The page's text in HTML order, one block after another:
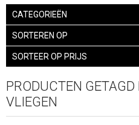
CATEGORIEËN
SORTEREN OP
SORTEER OP PRIJS
PRODUCTEN
VLIEGEN